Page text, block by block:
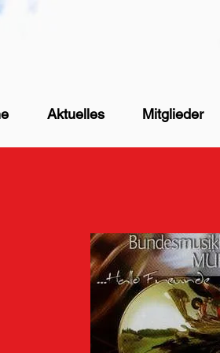
Aktuelles Mitglieder